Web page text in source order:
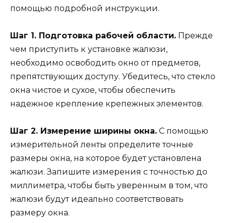
помощью подробной инструкции.
Шаг 1. Подготовка рабочей области. Прежде
чем приступить к установке жалюзи,
необходимо освободить окно от предметов,
препятствующих доступу. Убедитесь, что стекло
окна чистое и сухое, чтобы обеспечить
надежное крепление крепежных элементов.
Шаг 2. Измерение ширины окна. С помощью
измерительной ленты определите точные
размеры окна, на которое будет установлена
жалюзи. Запишите измерения с точностью до
миллиметра, чтобы быть уверенным в том, что
жалюзи будут идеально соответствовать
размеру окна.